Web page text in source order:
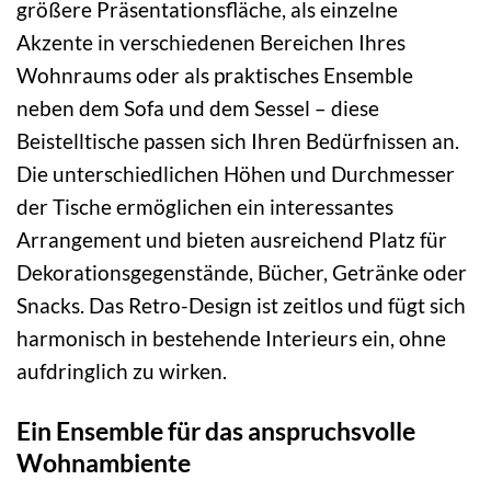
größere Präsentationsfläche, als einzelne
Akzente in verschiedenen Bereichen Ihres
Wohnraums oder als praktisches Ensemble
neben dem Sofa und dem Sessel – diese
Beistelltische passen sich Ihren Bedürfnissen an.
Die unterschiedlichen Höhen und Durchmesser
der Tische ermöglichen ein interessantes
Arrangement und bieten ausreichend Platz für
Dekorationsgegenstände, Bücher, Getränke oder
Snacks. Das Retro-Design ist zeitlos und fügt sich
harmonisch in bestehende Interieurs ein, ohne
aufdringlich zu wirken.
Ein Ensemble für das anspruchsvolle
Wohnambiente